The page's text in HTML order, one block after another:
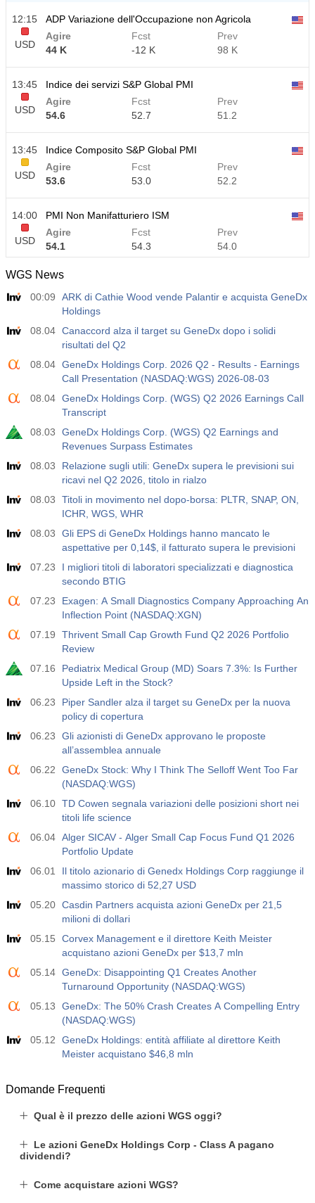
12:15
USD
ADP Variazione dell'Occupazione non Agricola
Agire
44 K
Fcst
-12 K
Prev
98 K
13:45
USD
Indice dei servizi S&P Global PMI
Agire
54.6
Fcst
52.7
Prev
51.2
13:45
USD
Indice Composito S&P Global PMI
Agire
53.6
Fcst
53.0
Prev
52.2
14:00
USD
PMI Non Manifatturiero ISM
Agire
54.1
Fcst
54.3
Prev
54.0
14:00
ISM Occupazione Non Manifatturiero
Agire
47.4
Fcst
Prev
USD
Prezzi Pagati Non Manifatturieri ISM
Agire
70.3
Fcst
62.0
Prev
67.7
USD
Variazione delle Scorte di Petrolio Greggio EIA
Agire
2.479 M
Fcst
-1.257 M
Prev
USD
Variazione delle Scorte di Petrolio Greggio EIA
Agire
2.356 M
Fcst
0.417 M
Prev
Discorso del Governatore della Fed Cook
Agire
Fcst Prev
WGS News
00:09
ARK di Cathie Wood vende Palantir e acquista GeneDx
Holdings
08.04 Canaccord alza il target su GeneDx dopo i solidi
risultati del Q2
08.04 GeneDx Holdings Corp. 2026 Q2 - Results - Earnings
Call Presentation (NASDAQ:WGS) 2026-08-03
08.04 GeneDx Holdings Corp. (WGS) Q2 2026 Earnings Call
Transcript
08.03
GeneDx Holdings Corp. (WGS) Q2 Earnings and
Revenues Surpass Estimates
08.03
Relazione sugli utili: GeneDx supera le previsioni sui
ricavi nel Q2 2026, titolo in rialzo
08.03
Titoli in movimento nel dopo-borsa: PLTR, SNAP, ON,
ICHR, WGS, WHR
08.03
Gli EPS di GeneDx Holdings hanno mancato le
aspettative per 0,14$, il fatturato supera le previsioni
07.23
I migliori titoli di laboratori specializzati e diagnostica
secondo BTIG
07.23
Exagen: A Small Diagnostics Company Approaching An
Inflection Point (NASDAQ:XGN)
07.19
Thrivent Small Cap Growth Fund Q2 2026 Portfolio
Review
07.16
Pediatrix Medical Group (MD) Soars 7.3%: Is Further
Upside Left in the Stock?
06.23
Piper Sandler alza il target su GeneDx per la nuova
policy di copertura
06.23
Gli azionisti di GeneDx approvano le proposte
all’assemblea annuale
06.22
GeneDx Stock: Why I Think The Selloff Went Too Far
(NASDAQ:WGS)
06.10 TD Cowen segnala variazioni delle posizioni short nei
titoli life science
06.04 Alger SICAV - Alger Small Cap Focus Fund Q1 2026
Portfolio Update
06.01
Il titolo azionario di Genedx Holdings Corp raggiunge il
massimo storico di 52,27 USD
05.20 Casdin Partners acquista azioni GeneDx per 21,5
milioni di dollari
05.15
Corvex Management e il direttore Keith Meister
acquistano azioni GeneDx per $13,7 mln
05.14 GeneDx: Disappointing Q1 Creates Another
Turnaround Opportunity (NASDAQ:WGS)
05.13
GeneDx: The 50% Crash Creates A Compelling Entry
(NASDAQ:WGS)
05.12
GeneDx Holdings: entità affiliate al direttore Keith
Meister acquistano $46,8 mln
Domande Frequenti
Qual è il prezzo delle azioni WGS oggi?
Le azioni GeneDx Holdings Corp - Class A pagano
dividendi?
Come acquistare azioni WGS?